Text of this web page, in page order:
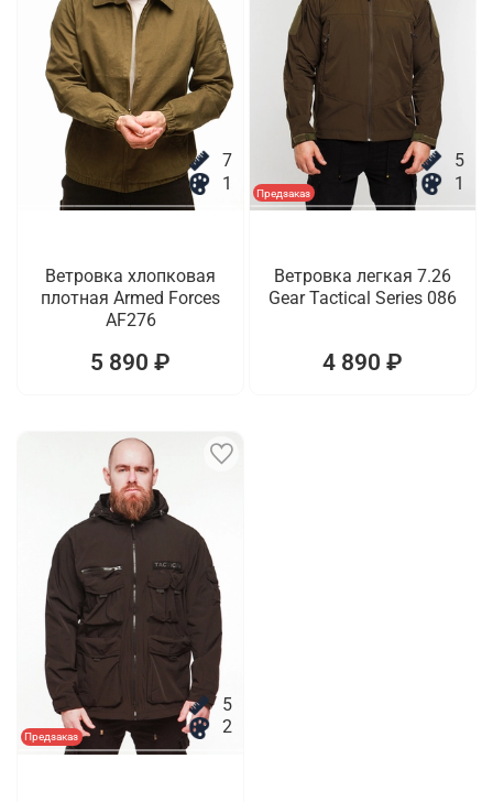
7
1
Ветровка хлопковая
плотная Armed Forces
AF276
5 890 ₽
Предзаказ
5
1
Ветровка легкая 7.26
Gear Tactical Series 086
4 890 ₽
Предзаказ
5
2